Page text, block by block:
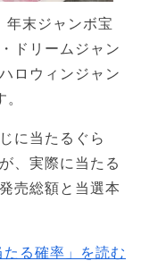
年末ジャンボ宝
ドリームジャン
ロウィンジャン
に当たるぐら
、実際に当たる
売総額と当選本
たる確率」を読む